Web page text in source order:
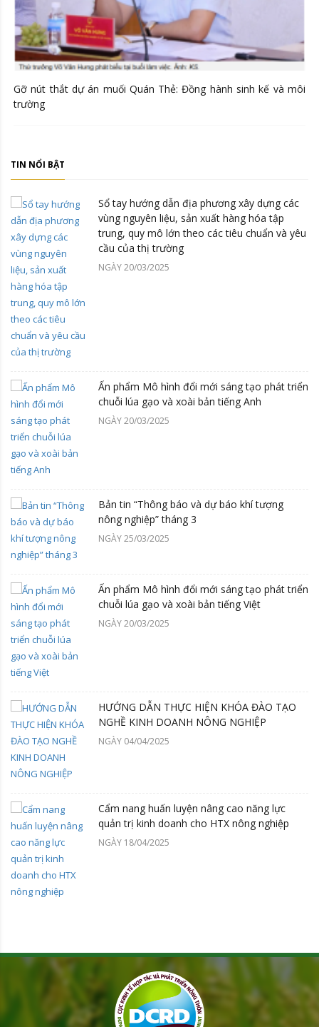
Gỡ nút thắt dự án muối Quán Thẻ: Đồng hành sinh kế và môi
trường
TIN NỔI BẬT
Sổ tay hướng dẫn địa phương xây dựng các
vùng nguyên liệu, sản xuất hàng hóa tập
trung, quy mô lớn theo các tiêu chuẩn và yêu
cầu của thị trường
NGÀY 20/03/2025
Ấn phẩm Mô hình đổi mới sáng tạo phát triển
chuỗi lúa gạo và xoài bản tiếng Anh
NGÀY 20/03/2025
Bản tin “Thông báo và dự báo khí tượng
nông nghiệp” tháng 3
NGÀY 25/03/2025
Ấn phẩm Mô hình đổi mới sáng tạo phát triển
chuỗi lúa gạo và xoài bản tiếng Việt
NGÀY 20/03/2025
HƯỚNG DẪN THỰC HIỆN KHÓA ĐÀO TẠO
NGHỀ KINH DOANH NÔNG NGHIỆP
NGÀY 04/04/2025
Cẩm nang huấn luyện nâng cao năng lực
quản trị kinh doanh cho HTX nông nghiệp
NGÀY 18/04/2025